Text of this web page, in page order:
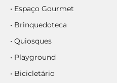
• Espaço Gourmet
• Brinquedoteca
• Quiosques
• Playground
• Bicicletário